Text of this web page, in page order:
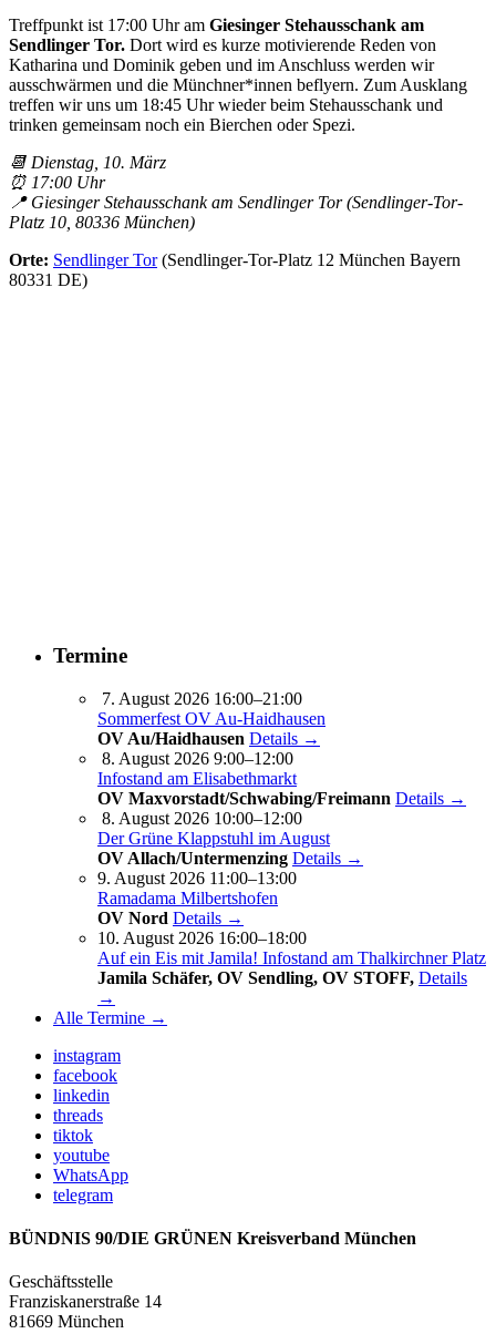
Treffpunkt ist 17:00 Uhr am Giesinger Stehausschank am
Sendlinger Tor. Dort wird es kurze motivierende Reden von
Katharina und Dominik geben und im Anschluss werden wir
ausschwärmen und die Münchner*innen beflyern. Zum Ausklang
treffen wir uns um 18:45 Uhr wieder beim Stehausschank und
trinken gemeinsam noch ein Bierchen oder Spezi.
📆 Dienstag, 10. März
⏰ 17:00 Uhr
📍 Giesinger Stehausschank am Sendlinger Tor (Sendlinger-Tor-
Platz 10, 80336 München)
Orte: Sendlinger Tor (Sendlinger-Tor-Platz 12 München Bayern
80331 DE)
Termine
7. August 2026 16:00–21:00
Sommerfest OV Au-Haidhausen
OV Au/Haidhausen Details →
8. August 2026 9:00–12:00
Infostand am Elisabethmarkt
OV Maxvorstadt/Schwabing/Freimann Details →
8. August 2026 10:00–12:00
Der Grüne Klappstuhl im August
OV Allach/Untermenzing Details →
9. August 2026 11:00–13:00
Ramadama Milbertshofen
OV Nord Details →
10. August 2026 16:00–18:00
Auf ein Eis mit Jamila! Infostand am Thalkirchner Platz
Jamila Schäfer, OV Sendling, OV STOFF, Details
→
Alle Termine →
instagram
facebook
linkedin
threads
tiktok
youtube
WhatsApp
telegram
BÜNDNIS 90/DIE GRÜNEN Kreisverband München
Geschäftsstelle
Franziskanerstraße 14
81669 München